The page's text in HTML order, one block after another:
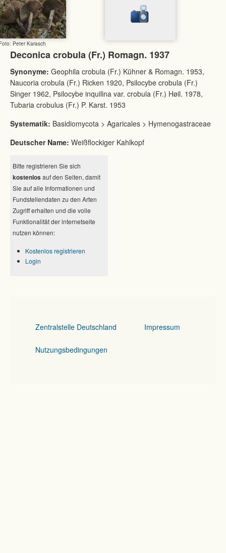
Peter Karasch
Deconica crobula (Fr.) Romagn. 1937
Synonyme: Geophila crobula (Fr.) Kühner & Romagn. 1953,
Naucoria crobula (Fr.) Ricken 1920, Psilocybe crobula (Fr.)
Singer 1962, Psilocybe inquilina var. crobula (Fr.) Høil. 1978,
Tubaria crobulus (Fr.) P. Karst. 1953
Systematik: Basidiomycota > Agaricales > Hymenogastraceae
Deutscher Name: Weißflockiger Kahlkopf
Bitte registrieren Sie sich
kostenlos auf den Seiten, damit
Sie auf alle Informationen und
Fundstellendaten zu den Arten
Zugriff erhalten und die volle
Funktionalität der internetseite
nutzen können:
Kostenlos registrieren
Login
Zentralstelle Deutschland Impressum
Nutzungsbedingungen